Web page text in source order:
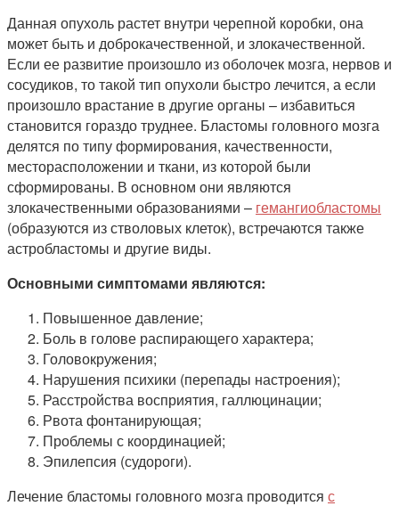
Данная опухоль растет внутри черепной коробки, она
может быть и доброкачественной, и злокачественной.
Если ее развитие произошло из оболочек мозга, нервов и
сосудиков, то такой тип опухоли быстро лечится, а если
произошло врастание в другие органы – избавиться
становится гораздо труднее. Бластомы головного мозга
делятся по типу формирования, качественности,
месторасположении и ткани, из которой были
сформированы. В основном они являются
злокачественными образованиями – гемангиобластомы
(образуются из стволовых клеток), встречаются также
астробластомы и другие виды.
Основными симптомами являются:
Повышенное давление;
Боль в голове распирающего характера;
Головокружения;
Нарушения психики (перепады настроения);
Расстройства восприятия, галлюцинации;
Рвота фонтанирующая;
Проблемы с координацией;
Эпилепсия (судороги).
Лечение бластомы головного мозга проводится с